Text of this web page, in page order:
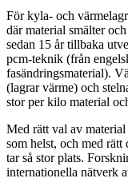
För kyla- och
där material smälter
sedan 15 år tillbaka
pcm-teknik (från
fasändringsmaterial).
(lagrar värme) och
stor per kilo material
Med rätt val av
som helst, och med rätt
tar så stor plats.
internationella nätverk